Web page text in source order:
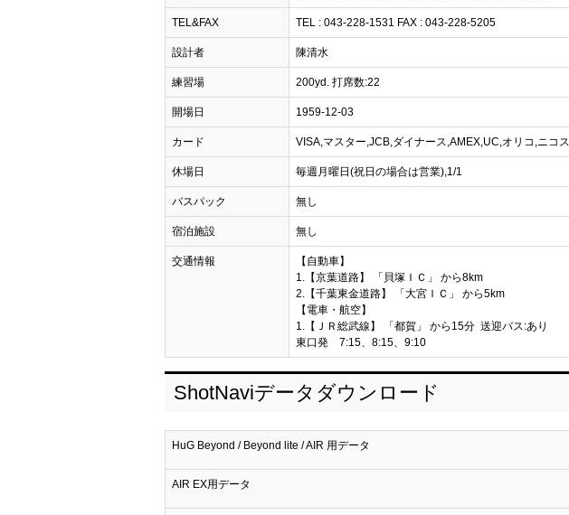
TEL&FAX TEL : 043-228-1531 FAX : 043-228-5205
設計者 陳清水
練習場 200yd. 打席数:22
開場日 1959-12-03
カード VISA,マスター,JCB,ダイナース,AMEX,UC,オリコ,ニコス
休場日 毎週月曜日(祝日の場合は営業),1/1
バスパック 無し
宿泊施設 無し
交通情報
【自動車】
1.【京葉道路】 「貝塚ＩＣ」 から8km
2.【千葉東金道路】 「大宮ＩＣ」 から5km
【電車・航空】
1.【ＪＲ総武線】 「都賀」 から15分 送迎バス:あり
東口発 7:15、8:15、9:10
ShotNaviデータダウンロード
HuG Beyond / Beyond lite / AIR 用データ
AIR EX用データ